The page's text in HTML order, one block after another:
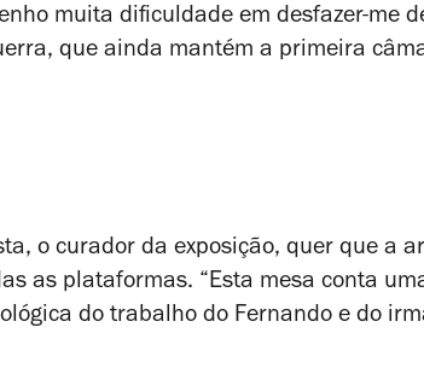
muita dificuldade em desfazer-me
que ainda mantém a primeira
o curador da exposição, quer que a
as plataformas. “Esta mesa conta
do trabalho do Fernando e do